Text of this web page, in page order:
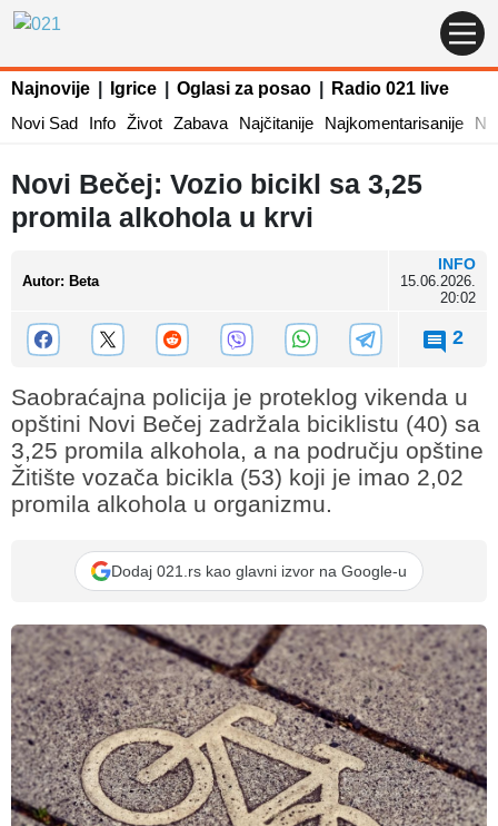
Najnovije Igrice Oglasi za posao
Radio 021 live
Novi Sad
Info Život Zabava Najčitanije Najkomentarisanije
Novi Bečej: Vozio bicikl sa 3,25
promila alkohola u krvi
Autor: Beta
INFO
15.06.2026.
20:02
2
Saobraćajna policija je proteklog vikenda u
opštini Novi Bečej zadržala biciklistu (40) sa
3,25 promila alkohola, a na području opštine
Žitište vozača bicikla (53) koji je imao 2,02
promila alkohola u organizmu.
Dodaj 021.rs kao glavni izvor na Google-u